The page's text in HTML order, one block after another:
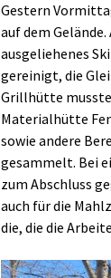
Gestern
auf dem
ausgeliehenes
gereinigt, die
Grillhütte
Materialhütte
sowie andere
gesammelt. Bei
zum Abschluss
auch für die
die, die die